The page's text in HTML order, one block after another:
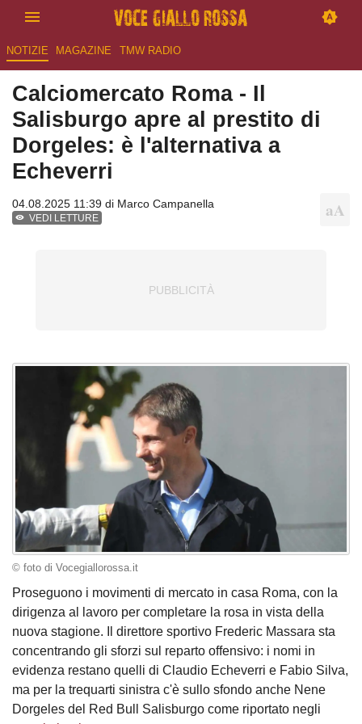
NOTIZIE MAGAZINE TMW RADIO
Calciomercato Roma - Il
Salisburgo apre al prestito di
Dorgeles: è l'alternativa a
Echeverri
04.08.2025 11:39 di Marco Campanella
VEDI LETTURE
© foto di Vocegiallorossa.it
Proseguono i movimenti di mercato in casa Roma, con la
dirigenza al lavoro per completare la rosa in vista della
nuova stagione. Il direttore sportivo Frederic Massara sta
concentrando gli sforzi sul reparto offensivo: i nomi in
evidenza restano quelli di Claudio Echeverri e Fabio Silva,
ma per la trequarti sinistra c'è sullo sfondo anche Nene
Dorgeles del Red Bull Salisburgo come riportato negli